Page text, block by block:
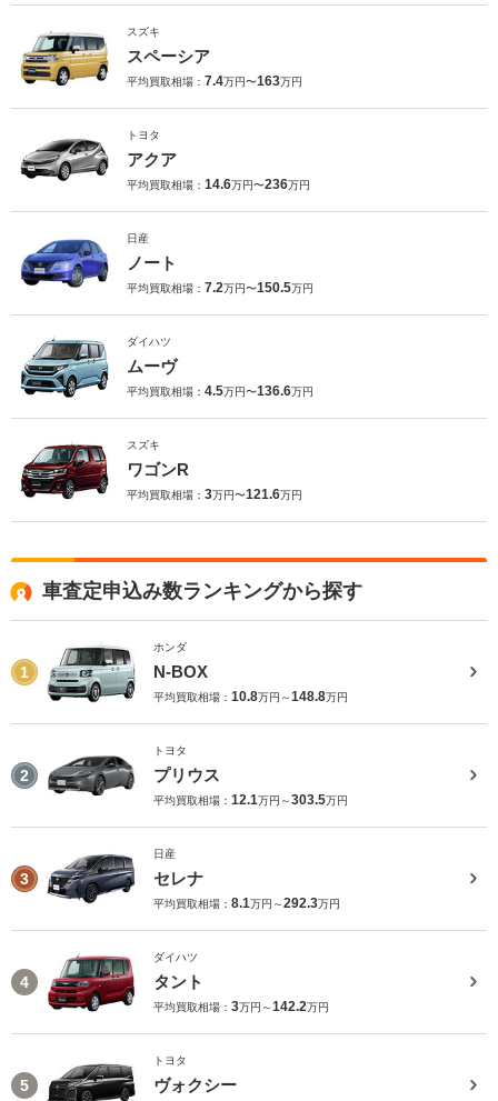
スズキ
スペーシア
平均買取相場： 7.4万円〜163万円
トヨタ
アクア
平均買取相場： 14.6万円〜236万円
日産
ノート
平均買取相場： 7.2万円〜150.5万円
ダイハツ
ムーヴ
平均買取相場： 4.5万円〜136.6万円
スズキ
ワゴンR
平均買取相場： 3万円〜121.6万円
車査定申込み数ランキングから探す
1
ホンダ
N-BOX
平均買取相場： 10.8万円～148.8万円
2
トヨタ
プリウス
平均買取相場： 12.1万円～303.5万円
3
日産
セレナ
平均買取相場： 8.1万円～292.3万円
4
ダイハツ
タント
平均買取相場： 3万円～142.2万円
5
トヨタ
ヴォクシー